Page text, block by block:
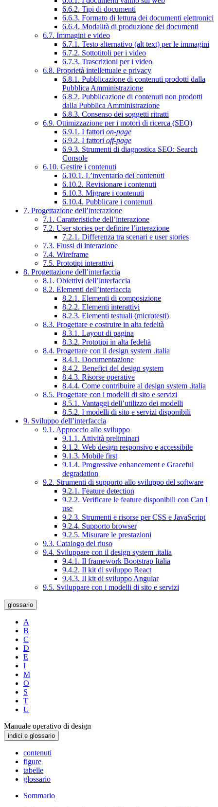
6.6.2. Tipi di documenti
6.6.3. Formato di lettura dei documenti elettronici
6.6.4. Modalità di produzione dei documenti
6.7. Immagini e video
6.7.1. Testo alternativo (alt text) per le immagini
6.7.2. Sottotitoli per i video
6.7.3. Trascrizioni per i video
6.8. Proprietà intellettuale e privacy
6.8.1. Pubblicazione di contenuti prodotti dalla
Pubblica Amministrazione
6.8.2. Pubblicazione di contenuti non prodotti
dalla Pubblica Amministrazione
6.8.3. Consenso dei soggetti ritratti
6.9. Ottimizzazione per i motori di ricerca (SEO)
6.9.1. I fattori on-page
6.9.2. I fattori off-page
6.9.3. Strumenti di diagnostica SEO: Search
Console
6.10. Gestire i contenuti
6.10.1. L’inventario dei contenuti
6.10.2. Revisionare i contenuti
6.10.3. Migrare i contenuti
6.10.4. Pubblicare i contenuti
7. Progettazione dell’interazione
7.1. Caratteristiche dell’interazione
7.2. User stories per definire l’interazione
7.2.1. Differenza tra scenari e user stories
7.3. Flussi di interazione
7.4. Wireframe
7.5. Prototipi interattivi
8. Progettazione dell’interfaccia
8.1. Obiettivi dell’interfaccia
8.2. Elementi dell’interfaccia
8.2.1. Elementi di composizione
8.2.2. Elementi interattivi
8.2.3. Elementi testuali (microtesti)
8.3. Progettare e costruire in alta fedeltà
8.3.1. Layout di pagina
8.3.2. Prototipi in alta fedeltà
8.4. Progettare con il design system .italia
8.4.1. Documentazione
8.4.2. Benefici del design system
8.4.3. Risorse operative
8.4.4. Come contribuire al design system .italia
8.5. Progettare con i modelli di sito e servizi
8.5.1. Vantaggi dell’utilizzo dei modelli
8.5.2. I modelli di sito e servizi disponibili
9. Sviluppo dell’interfaccia
9.1. Approccio allo sviluppo
9.1.1. Attività preliminari
9.1.2. Web design responsivo e accessibile
9.1.3. Mobile first
9.1.4. Progressive enhancement e Graceful
degradation
9.2. Strumenti di supporto allo sviluppo del software
9.2.1. Feature detection
9.2.2. Verificare le feature disponibili con Can I
use
9.2.3. Strumenti e risorse per CSS e JavaScript
9.2.4. Supporto browser
9.2.5. Misurare le prestazioni
9.3. Catalogo del riuso
9.4. Sviluppare con il design system .italia
9.4.1. Il framework Bootstrap Italia
9.4.2. Il kit di sviluppo React
9.4.3. Il kit di sviluppo Angular
9.5. Sviluppare con i modelli di sito e servizi
glossario
A
B
C
D
E
I
M
O
S
T
U
Manuale operativo di design
indici e glossario
contenuti
figure
tabelle
glossario
Sommario